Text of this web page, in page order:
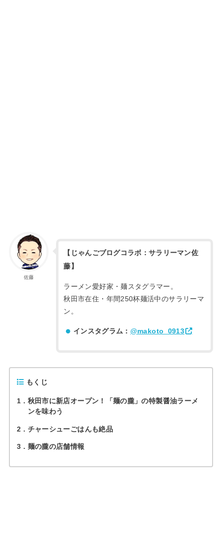
佐藤
【じゃんごブログコラボ：サラリーマン佐
藤】
ラーメン愛好家・麺スタグラマー。
秋田市在住・年間250杯麺活中のサラリーマ
ン。
インスタグラム： @makoto_0913
もくじ
1
秋田市に新店オープン！「麺の朧」の特製醤油ラーメ
ンを味わう
2 チャーシューごはんも絶品
3 麺の朧の店舗情報